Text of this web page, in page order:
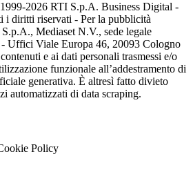
2026 RTI S.p.A. Business Digital -
i diritti riservati - Per la pubblicità
Mediaset N.V., sede legale
- Uffici Viale Europa 46, 20093 Cologno
e ai dati personali trasmessi e/o
funzionale all’addestramento di
generativa. È altresì fatto divieto
automatizzati di data scraping.
Policy